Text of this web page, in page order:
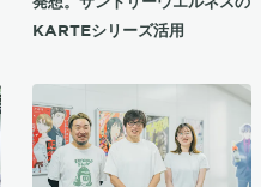
KARTEシリーズ活用